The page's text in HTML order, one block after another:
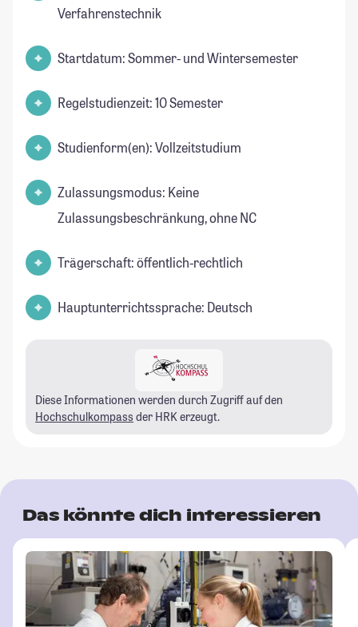
Verfahrenstechnik
Startdatum: Sommer- und Wintersemester
Regelstudienzeit: 10 Semester
Studienform(en): Vollzeitstudium
Zulassungsmodus: Keine
Zulassungsbeschränkung, ohne NC
Trägerschaft: öffentlich-rechtlich
Hauptunterrichtssprache: Deutsch
Diese Informationen werden durch Zugriff auf den
Hochschulkompass der HRK erzeugt.
Das könnte dich interessieren